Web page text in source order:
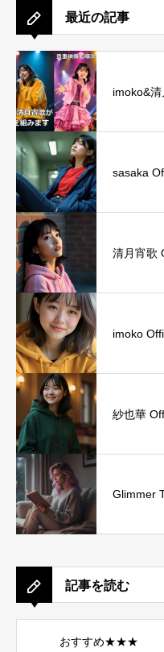
最近の記事
imoko&
sasaka
清月宵歌
imoko
紗也華
Glimmer
記事を読む
おすすめ★★★